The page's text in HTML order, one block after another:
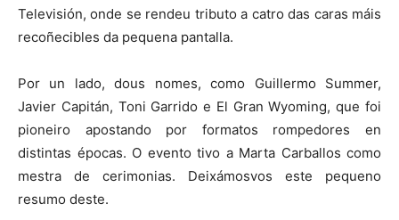
Televisión, onde se rendeu tributo a catro das caras máis
recoñecibles da pequena pantalla.
Por un lado, dous nomes, como Guillermo Summer,
Javier Capitán, Toni Garrido e El Gran Wyoming, que foi
pioneiro apostando por formatos rompedores en
distintas épocas. O evento tivo a Marta Carballos como
mestra de cerimonias. Deixámosvos este pequeno
resumo deste.